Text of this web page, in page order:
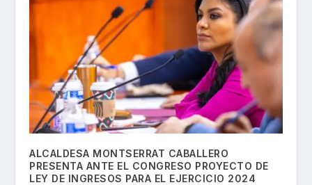
ALCALDESA MONTSERRAT CABALLERO
PRESENTA ANTE EL CONGRESO PROYECTO DE
LEY DE INGRESOS PARA EL EJERCICIO 2024